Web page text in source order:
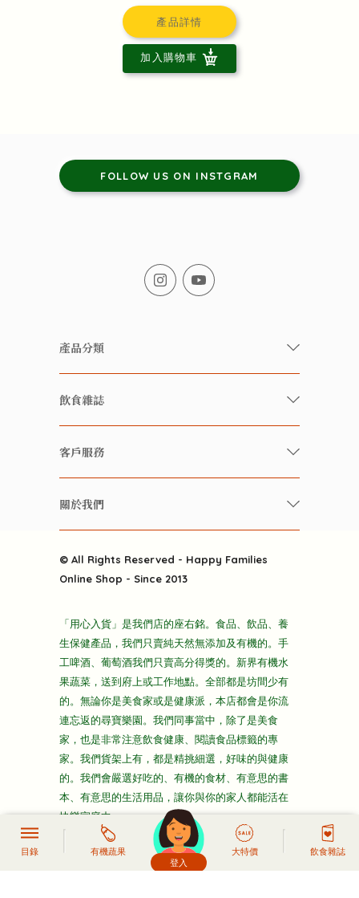
產品詳情
加入購物車
FOLLOW US ON INSTGRAM
產品分類
有機/無農藥新鮮蔬果
有機 / 無添加飲品
養生保健好東西
酒類
雜貨部
折上折大特價
主頁
飲食雜誌
快樂家庭 飲食雜誌
雲南搜食記
粒粒皆辛苦
快樂電視台
客戶服務
常見問題
關於我們
送貨
隱私政策
© All Rights Reserved - Happy Families
Online Shop - Since 2013
「用心入貨」是我們店的座右銘。食品、飲品、養
生保健產品，我們只賣純天然無添加及有機的。手
工啤酒、葡萄酒我們只賣高分得獎的。新界有機水
果蔬菜，送到府上或工作地點。全部都是坊間少有
的。無論你是美食家或是健康派，本店都會是你流
連忘返的尋寶樂園。我們同事當中，除了是美食
家，也是非常注意飲食健康、閱讀食品標籤的專
家。我們貨架上有，都是精挑細選，好味的與健康
的。我們會嚴選好吃的、有機的食材、有意思的書
本、有意思的生活用品，讓你與你的家人都能活在
快樂家庭中。
目錄
有機蔬果
登入
頭像生成器: 快樂家庭網上店
大特價 飲食雜誌